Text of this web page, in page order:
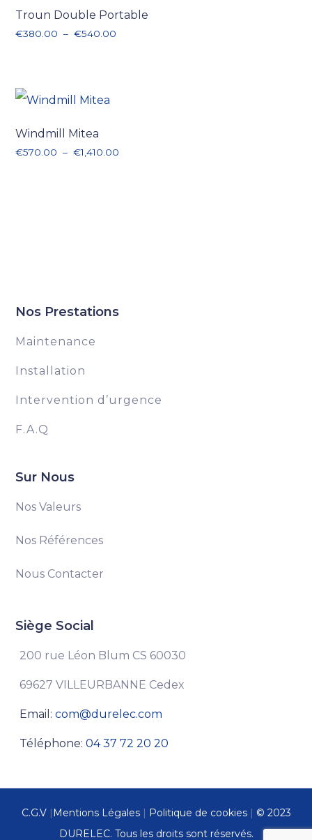
Troun Double Portable
€380.00 – €540.00
Windmill Mitea
€570.00 – €1,410.00
Nos Prestations
Maintenance
Installation
Intervention d’urgence
F.A.Q
Sur Nous
Nos Valeurs
Nos Références
Nous Contacter
Siège Social
200 rue Léon Blum CS 60030
69627 VILLEURBANNE Cedex
Email: com@durelec.com
Téléphone: 04 37 72 20 20
C.G.V| Mentions Légales| Politique de cookies| © 2023
DURELEC. Tous les droits sont réservés.